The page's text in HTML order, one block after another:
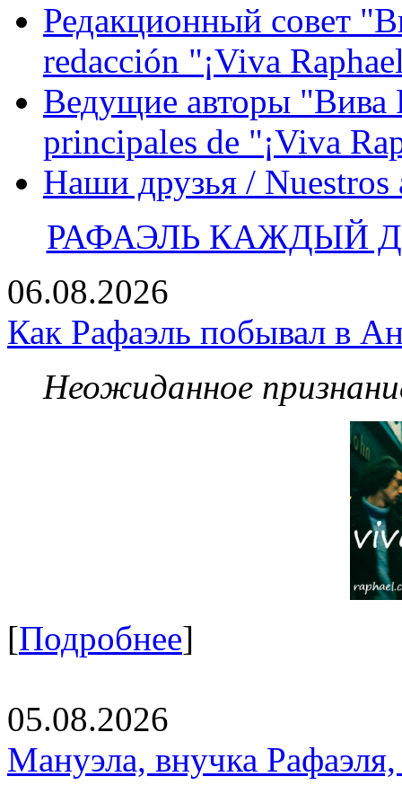
Редакционный совет
redacción "¡Viva
Ведущие авторы "Вива
principales de "¡Viva
Наши друзья / Nuestros
РАФАЭЛЬ КАЖДЫЙ
06.08.2026
Как Рафаэль побывал в
Неожиданное
[Подробнее]
05.08.2026
Мануэла, внучка